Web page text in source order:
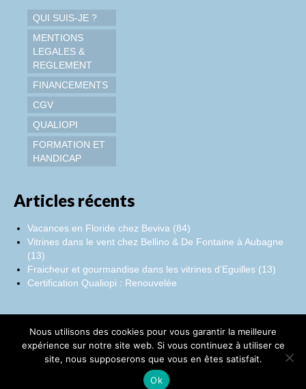
QUI SUIS-JE ?
MENTIONS
LEGALES &
REGLEMENT
FINANCEMENTS
CGV
QUALIOPI
FORMATION ET
HANDICAP
Articles récents
Vacances en Floride chez Beviva (84)
Vitrines dans le vent chez Bellino & De Fontaine à Aubagne
(13)
Fraicheur et gourmandise dans les vitrines d’Eguilles (13)
Certification Qualiopi : Renouvelée
Facebook
Instagram
LinkedIn
Nous utilisons des cookies pour vous garantir la meilleure
expérience sur notre site web. Si vous continuez à utiliser ce
site, nous supposerons que vous en êtes satisfait.
Ok